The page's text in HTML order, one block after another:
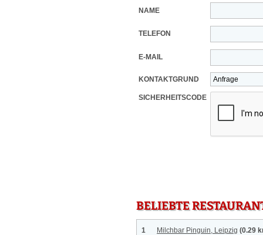
NAME
TELEFON
E-MAIL
KONTAKTGRUND
SICHERHEITSCODE
BELIEBTE
1 Milchbar Pinguin, Leipzig (0.29